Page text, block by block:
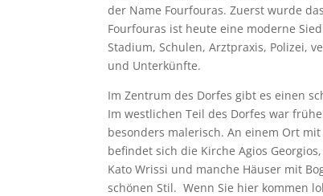
der Name Fourfouras. Zuerst wurde
Fourfouras ist heute eine moderne
Stadium, Schulen, Arztpraxis, Polizei,
und Unterkünfte.
Im Zentrum des Dorfes gibt es einen
Im westlichen Teil des Dorfes war
besonders malerisch. An einem Ort
befindet sich die Kirche Agios
Kato Wrissi und manche Häuser mit
schönen Stil. Wenn Sie hier kommen